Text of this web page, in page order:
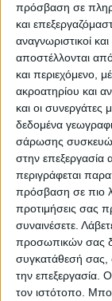
πρόσβαση σε
και
αναγνωριστικοί
αποστέλλονται από
και περιεχόμενο,
ακροατηρίου και
και οι συνεργάτες
δεδομένα
σάρωσης
στην επεξεργασία
περιγράφεται
πρόσβαση σε πιο
προτιμήσεις σας
συναινέσετε.
προσωπικών σας
συγκατάθεσή σας,
την επεξεργασία.
τον ιστότοπο.
ΘΕΜΑ ΤΗΣ
Θέμα
επιστραφεί